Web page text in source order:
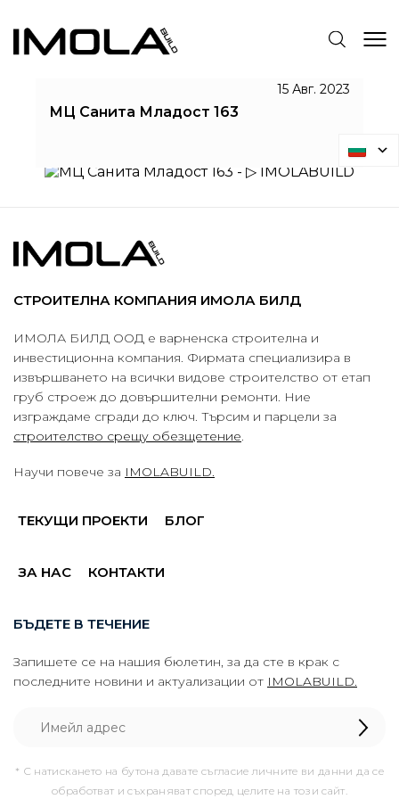
МЦ САНИТА МЛАДОСТ 163
IMOLABUILD МЦ Санита Младост 163
15 Авг. 2023
МЦ Санита Младост 163
СТРОИТЕЛНА КОМПАНИЯ ИМОЛА БИЛД
ИМОЛА БИЛД ООД е варненска строителна и
инвестиционна компания. Фирмата специализира в
извършването на всички видове строителство от етап
груб строеж до довършителни ремонти. Ние
изграждаме сгради до ключ. Търсим и парцели за
строителство срещу обезщетение.
Научи повече за IMOLABUILD.
ТЕКУЩИ ПРОЕКТИ БЛОГ
ЗА НАС КОНТАКТИ
БЪДЕТЕ В ТЕЧЕНИЕ
Запишете се на нашия бюлетин, за да сте в крак с
последните новини и актуализации от IMOLABUILD.
* С натискането на бутона давате съгласие личните ви данни да се
обработват и съхраняват според целите на този сайт.